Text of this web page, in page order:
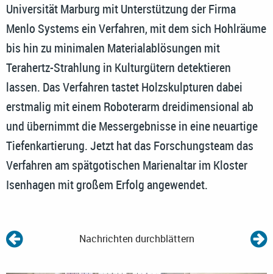
Universität Marburg mit Unterstützung der Firma
Menlo Systems ein Verfahren, mit dem sich Hohlräume
bis hin zu minimalen Materialablösungen mit
Terahertz-Strahlung in Kulturgütern detektieren
lassen. Das Verfahren tastet Holzskulpturen dabei
erstmalig mit einem Roboterarm dreidimensional ab
und übernimmt die Messergebnisse in eine neuartige
Tiefenkartierung. Jetzt hat das Forschungsteam das
Verfahren am spätgotischen Marienaltar im Kloster
Isenhagen mit großem Erfolg angewendet.
Nachrichten durchblättern